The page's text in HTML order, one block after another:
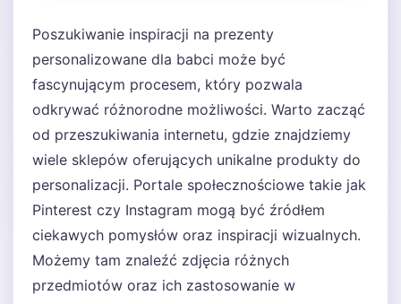
Poszukiwanie inspiracji na prezenty
personalizowane dla babci może być
fascynującym procesem, który pozwala
odkrywać różnorodne możliwości. Warto zacząć
od przeszukiwania internetu, gdzie znajdziemy
wiele sklepów oferujących unikalne produkty do
personalizacji. Portale społecznościowe takie jak
Pinterest czy Instagram mogą być źródłem
ciekawych pomysłów oraz inspiracji wizualnych.
Możemy tam znaleźć zdjęcia różnych
przedmiotów oraz ich zastosowanie w